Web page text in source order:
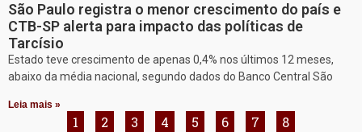
São Paulo registra o menor crescimento do país e
CTB-SP alerta para impacto das políticas de
Tarcísio
Estado teve crescimento de apenas 0,4% nos últimos 12 meses,
abaixo da média nacional, segundo dados do Banco Central São
Leia mais »
1 2 3 4 5 6 7 8